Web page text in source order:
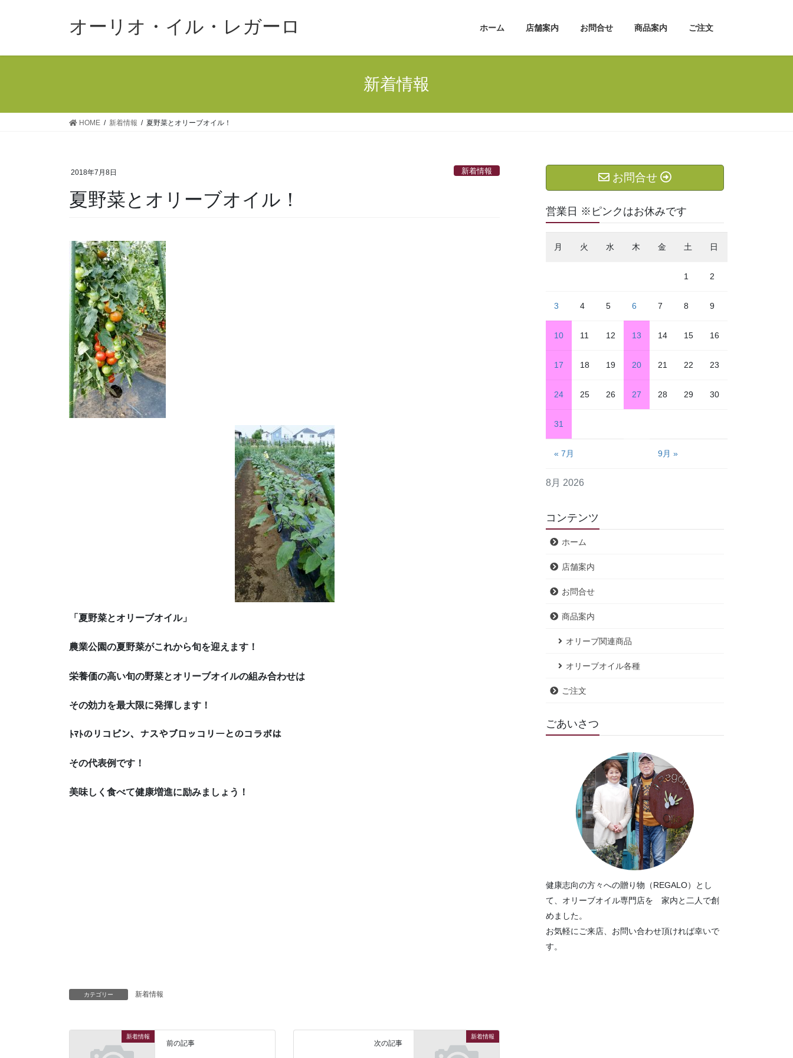
オーリオ・イル・レガーロ ホーム 店舗案内 お問合せ 商品案内 ご注文
新着情報
HOME 新着情報 夏野菜とオリーブオイル！
2018年7月8日 新着情報
夏野菜とオリーブオイル！
「夏野菜とオリーブオイル」
農業公園の夏野菜がこれから旬を迎えます！
栄養価の高い旬の野菜とオリーブオイルの組み合わせは
その効力を最大限に発揮します！
ﾄﾏﾄのリコピン、ナスやブロッコリーとのコラボは
その代表例です！
美味しく食べて健康増進に励みましょう！
カテゴリー 新着情報
新着情報
前の記事
新着情報
次の記事
お問合せ
営業日 ※ピンクはお休みです
8月 2026
月 火 水 木 金 土 日
1 2
3 4 5 6 7 8 9
10 11 12 13 14 15 16
17 18 19 20 21 22 23
24 25 26 27 28 29 30
31
« 7月 9月 »
コンテンツ
ホーム
店舗案内
お問合せ
商品案内
オリーブ関連商品
オリーブオイル各種
ご注文
ごあいさつ
健康志向の方々への贈り物（REGALO）とし
て、オリーブオイル専門店を 家内と二人で創
めました。
お気軽にご来店、お問い合わせ頂ければ幸いで
す。